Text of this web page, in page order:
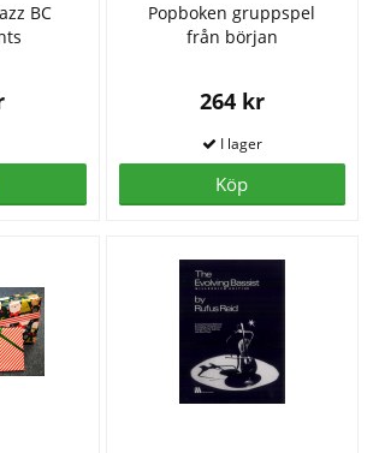
BC
Popboken gruppspel
från början
264 kr
Köp